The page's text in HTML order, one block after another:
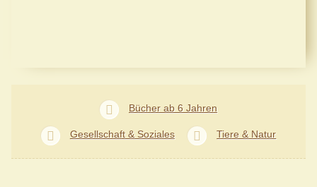
Bücher ab 6 Jahren
Gesellschaft & Soziales Tiere & Natur